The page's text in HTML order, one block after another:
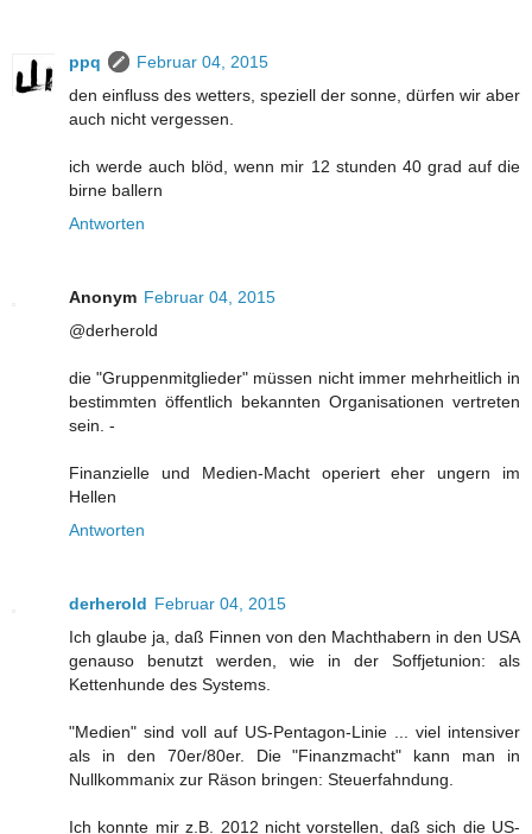
ppq
Februar 04, 2015
den einfluss des wetters, speziell der sonne, dürfen wir aber
auch nicht vergessen.
ich werde auch blöd, wenn mir 12 stunden 40 grad auf die
birne ballern
Antworten
Anonym Februar 04, 2015
@derherold
die "Gruppenmitglieder" müssen nicht immer mehrheitlich in
bestimmten öffentlich bekannten Organisationen vertreten
sein. -
Finanzielle und Medien-Macht operiert eher ungern im
Hellen
Antworten
derherold Februar 04, 2015
Ich glaube ja, daß Finnen von den Machthabern in den USA
genauso benutzt werden, wie in der Soffjetunion: als
Kettenhunde des Systems.
"Medien" sind voll auf US-Pentagon-Linie ... viel intensiver
als in den 70er/80er. Die "Finanzmacht" kann man in
Nullkommanix zur Räson bringen: Steuerfahndung.
Ich konnte mir z.B. 2012 nicht vorstellen, daß sich die US-